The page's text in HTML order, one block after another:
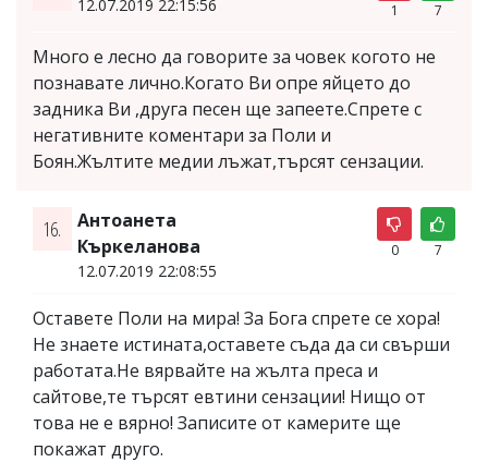
12.07.2019 22:15:56 1 7
Много е лесно да говорите за човек когото не
познавате лично.Когато Ви опре яйцето до
задника Ви ,друга песен ще запеете.Спрете с
негативните коментари за Поли и
Боян.Жълтите медии лъжат,търсят сензации.
16.
Антоанета
Къркеланова
12.07.2019 22:08:55
0 7
Оставете Поли на мира! За Бога спрете се хора!
Не знаете истината,оставете съда да си свърши
работата.Не вярвайте на жълта преса и
сайтове,те търсят евтини сензации! Нищо от
това не е вярно! Записите от камерите ще
покажат друго.